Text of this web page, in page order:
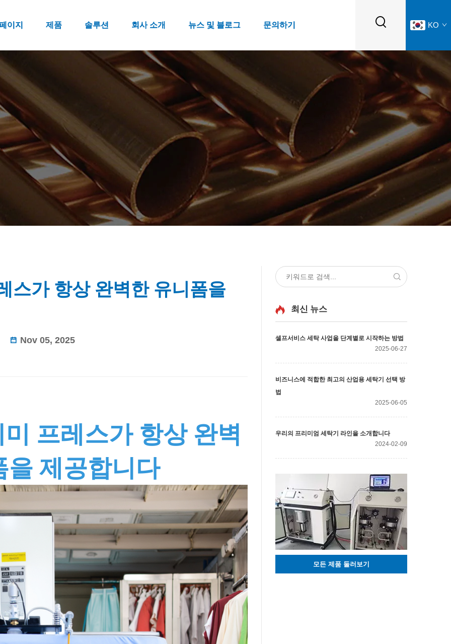
이지 제품 솔루션 회사 소개 뉴스 및 블로그 문의하기 KO
스가 항상 완벽한 유니폼을
Nov 05, 2025
프레스가 항상 완벽
을 제공합니다
최신 뉴스
셀프서비스 세탁 사업을 단계별로 시작하는 방법
2025-06-27
비즈니스에 적합한 최고의 산업용 세탁기 선택 방
법
2025-06-05
우리의 프리미엄 세탁기 라인을 소개합니다
2024-02-09
모든 제품 둘러보기